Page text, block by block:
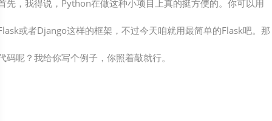
先，我得说，Python在做这种小项目上真的挺方便的。你可以用
或者Django这样的框架，不过今天咱就用最简单的Flask吧。那
码呢？我给你写个例子，你照着敲就行。